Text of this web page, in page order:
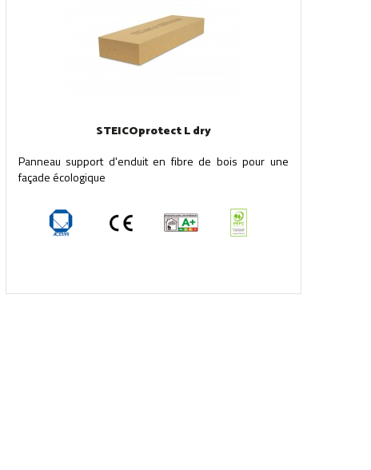
STEICOprotect L dry
Panneau support d'enduit en fibre de bois pour une
façade écologique